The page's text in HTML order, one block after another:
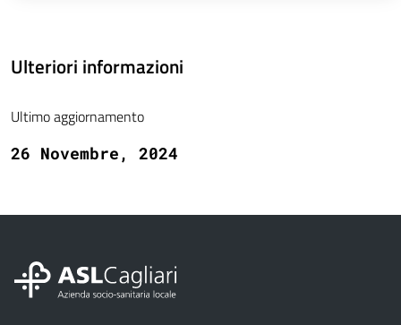
Ulteriori informazioni
Ultimo aggiornamento
26 Novembre, 2024